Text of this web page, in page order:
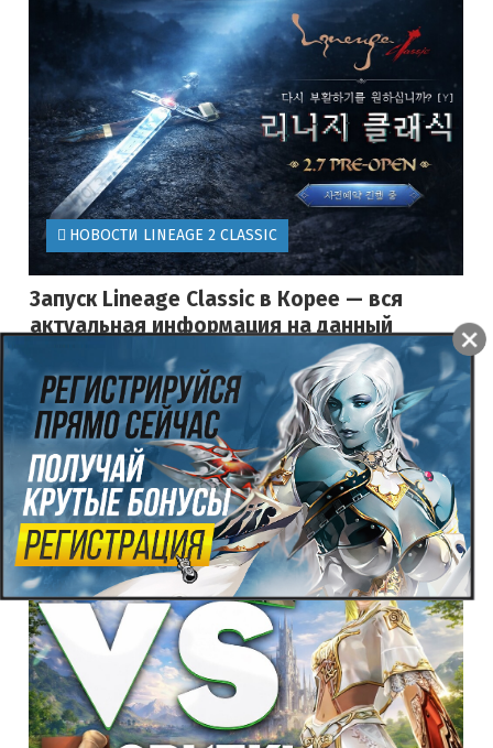
НОВОСТИ LINEAGE 2 CLASSIC
Запуск Lineage Classic в Корее — вся
актуальная информация на данный
25.01.2026 1604 0 3.0
В начале 2026 года компания NCSOFT начала активно
раскрывать детали, связанные с запуском Lineage Classic
— проекта, который возвращает игроков к истокам
легендарной MMORP...